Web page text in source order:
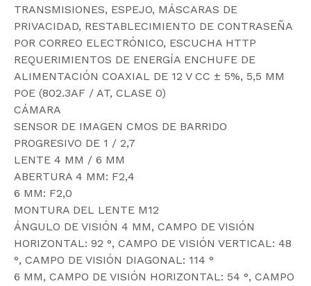
TRANSMISIONES, ESPEJO, MÁSCARAS DE
PRIVACIDAD, RESTABLECIMIENTO DE CONTRASEÑA
POR CORREO ELECTRÓNICO, ESCUCHA HTTP
REQUERIMIENTOS DE ENERGÍA ENCHUFE DE
ALIMENTACIÓN COAXIAL DE 12 V CC ± 5%, 5,5 MM
POE (802.3AF / AT, CLASE 0)
CÁMARA
SENSOR DE IMAGEN CMOS DE BARRIDO
PROGRESIVO DE 1 / 2,7 
LENTE 4 MM / 6 MM
ABERTURA 4 MM: F2,4
6 MM: F2,0
MONTURA DEL LENTE M12
ÁNGULO DE VISIÓN 4 MM, CAMPO DE VISIÓN
HORIZONTAL: 92 °, CAMPO DE VISIÓN VERTICAL: 48
°, CAMPO DE VISIÓN DIAGONAL: 114 °
6 MM, CAMPO DE VISIÓN HORIZONTAL: 54 °, CAMPO